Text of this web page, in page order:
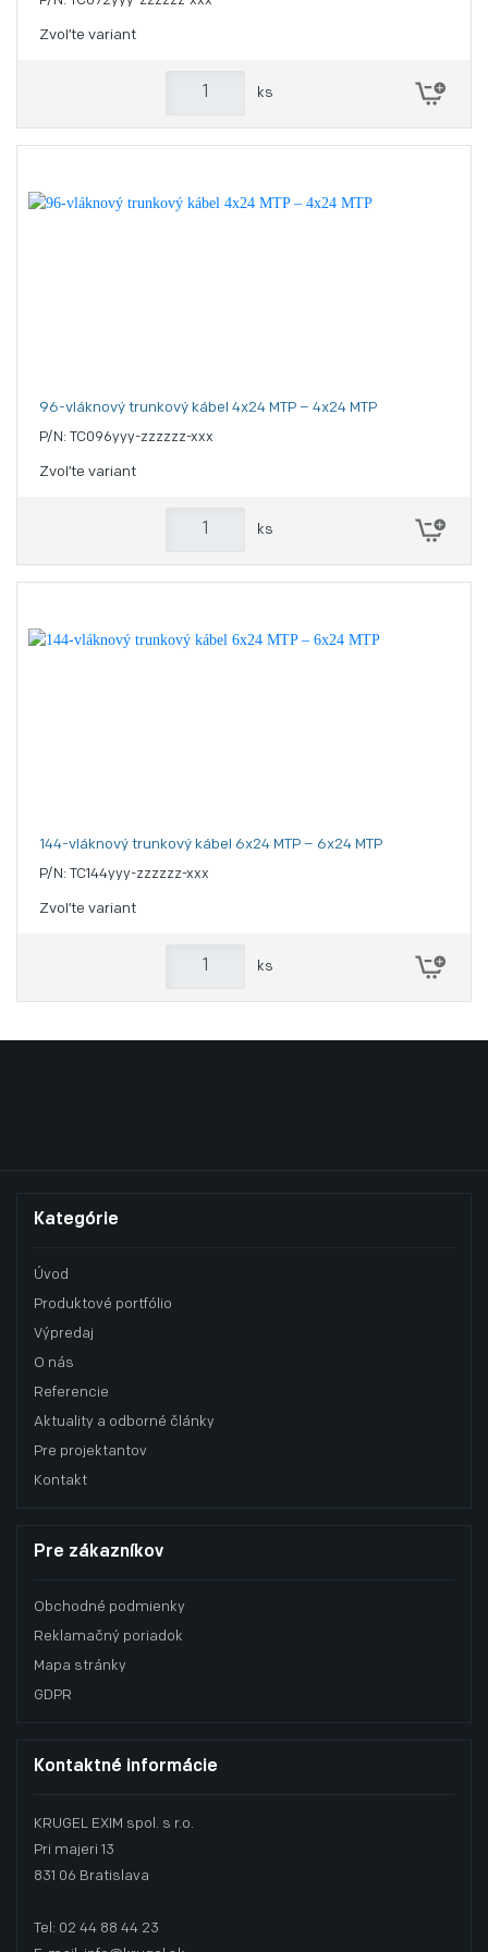
Zvoľte variant
ks
96-vláknový trunkový kábel 4x24 MTP – 4x24 MTP
P/N: TC096yyy-zzzzzz-xxx
Zvoľte variant
ks
144-vláknový trunkový kábel 6x24 MTP – 6x24 MTP
P/N: TC144yyy-zzzzzz-xxx
Zvoľte variant
ks
Kategórie
Úvod
Produktové portfólio
Výpredaj
O nás
Referencie
Aktuality a odborné články
Pre projektantov
Kontakt
Pre zákazníkov
Obchodné podmienky
Reklamačný poriadok
Mapa stránky
GDPR
Kontaktné informácie
KRUGEL EXIM spol. s r.o.
Pri majeri 13
831 06 Bratislava
Tel: 02 44 88 44 23